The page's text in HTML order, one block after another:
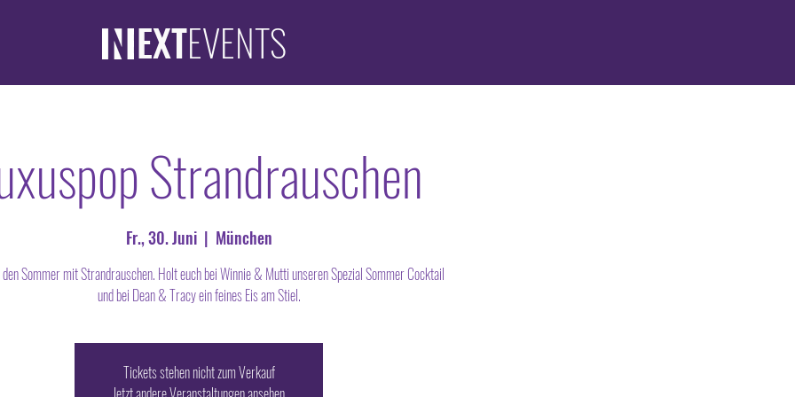
EXTEVENTS
Strandrauschen
Fr., 30. Juni
  |
München
Sommer mit Strandrauschen. Holt euch bei Winnie & Mutti unseren Spezial Sommer Cocktail
und bei Dean & Tracy ein feines Eis am Stiel.
Tickets stehen nicht zum Verkauf